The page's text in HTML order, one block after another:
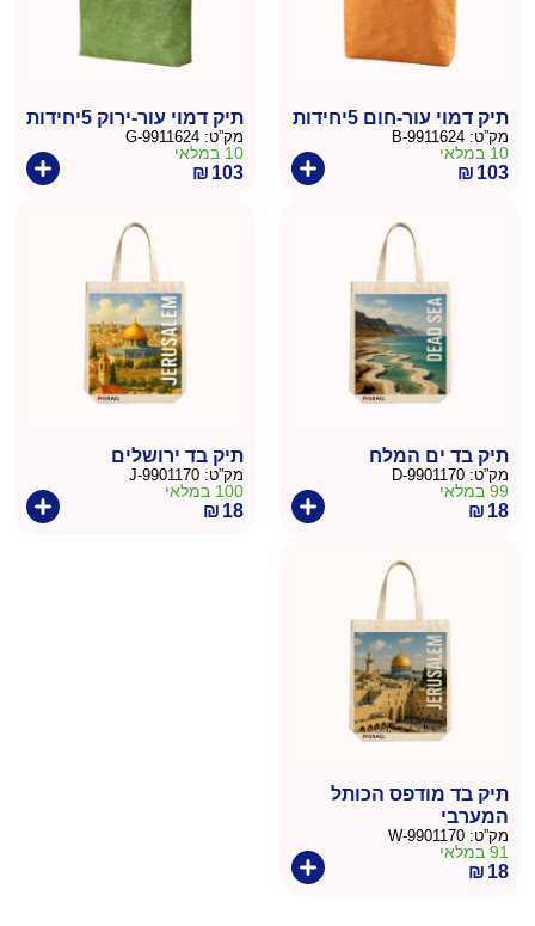
תיק דמוי עור-חום 5יחידות
מק”ט: 9911624-B
10 במלאי
₪ 103
תיק דמוי עור-ירוק 5יחידות
מק”ט: 9911624-G
10 במלאי
₪ 103
תיק בד ים המלח
מק”ט: 9901170-D
99 במלאי
₪ 18
תיק בד ירושלים
מק”ט: 9901170-J
100 במלאי
₪ 18
תיק בד מודפס הכותל
המערבי
מק”ט: 9901170-W
91 במלאי
₪ 18